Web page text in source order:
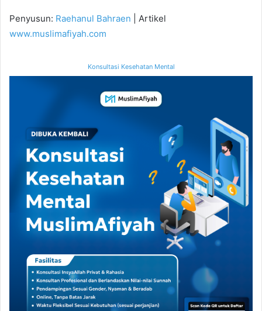
Penyusun: Raehanul Bahraen | Artikel
www.muslimafiyah.com
Konsultasi Kesehatan Mental